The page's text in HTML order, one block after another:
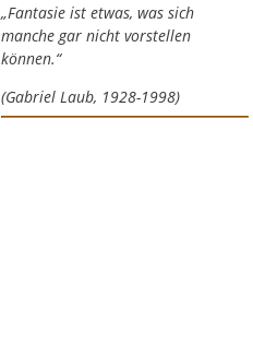
„Fantasie ist etwas, was sich
manche gar nicht vorstellen
können.“
(Gabriel Laub, 1928-1998)